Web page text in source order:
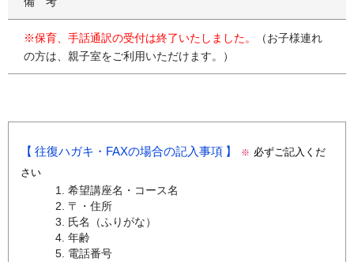
※保育、手話通訳の受付は終了いたしました。
（お子様連れ
の方は、親子室をご利用いただけます。）
往復ハガキ・FAXの場合の記入事項 ※ 必ずご記入くだ
さい
希望講座名・コース名
〒・住所
氏名（ふりがな）
年齢
電話番号